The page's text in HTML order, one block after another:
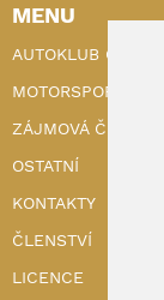
MENU
AUTOKLUB ČR
MOTORSPORT
ZÁJMOVÁ ČINNOST
OSTATNÍ
KONTAKTY
ČLENSTVÍ
LICENCE